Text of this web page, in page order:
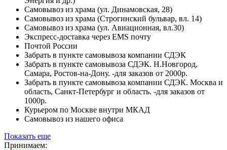
Самовывоз из храма (ул. Динамовская, 28)
Самовывоз из храма (Строгинский бульвар, вл. 14)
Самовывоз из храма (ул. Авиационная, вл.30)
Экспресс-доставка через EMS почту
Почтой России
Забрать в пункте самовывоза компании СДЭК
Забрать в пункте самовывоза СДЭК. Н.Новгород,
Самара, Ростов-на-Дону. -для заказов от 2000р.
Забрать в пункте самовывоза компании СДЭК. Москва и
область, Санкт-Петербург и область. -для заказов от
1000р.
Курьером по Москве внутри МКАД
Самовывоз из нашего офиса
Показать еще
Принимаем: